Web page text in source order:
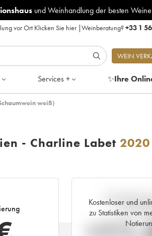
und Weinhandlung der besten
vor Ort Klicken Sie hier|Weinberatung?+33 1
WEIN
Services + ✨Ihre
weiß)
- Charline Labet 2020
Kostenloser und
zu Statistiken von
Aktuelle